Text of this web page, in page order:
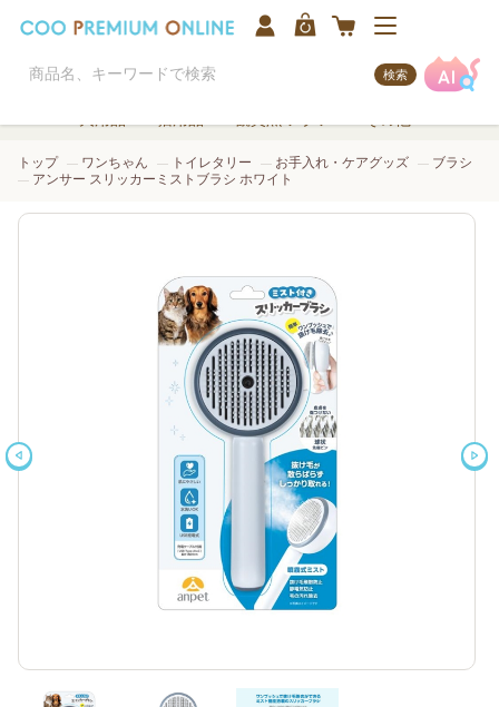
検索
トップ ワンちゃん トイレタリー お手入れ・ケアグッズ
ブラシ
アンサー スリッカーミストブラシ ホワイト